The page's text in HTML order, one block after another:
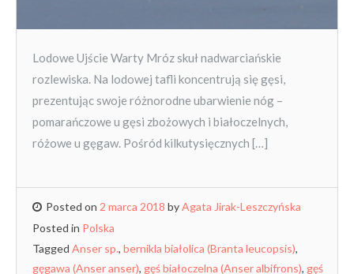
Lodowe Ujście Warty Mróz skuł nadwarciańskie
rozlewiska. Na lodowej tafli koncentrują się gęsi,
prezentując swoje różnorodne ubarwienie nóg –
pomarańczowe u gęsi zbożowych i białoczelnych,
różowe u gęgaw. Pośród kilkutysięcznych […]
Posted on 2 marca 2018 byAgata Jirak-Leszczyńska
Posted in Polska
Tagged Anser sp., bernikla białolica (Branta leucopsis),
gęgawa (Anser anser), gęś białoczelna (Anser albifrons), gęś